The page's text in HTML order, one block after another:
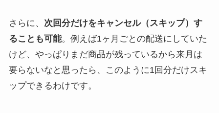
さらに、 次回分だけをキャンセル（スキップ）す
ることも可能。例えば1ヶ月ごとの配送にしていた
けど、やっぱりまだ商品が残っているから来月は
要らないなと思ったら、このように1回分だけスキ
ップできるわけです。